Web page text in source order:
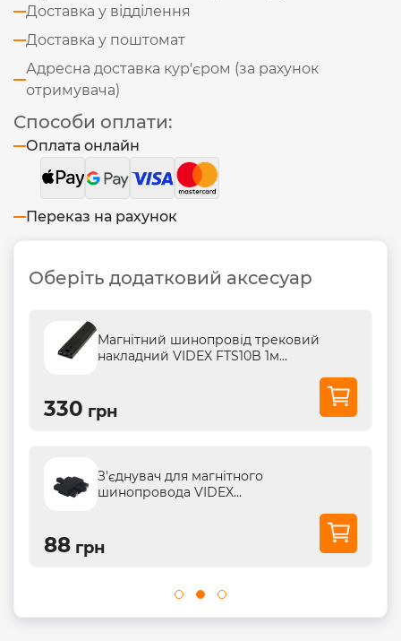
Доставка у відділення
Доставка у поштомат
Адресна доставка кур'єром (за рахунок
отримувача)
Способи оплати:
Оплата онлайн
Переказ на рахунок
Оберіть додатковий аксесуар
Магнітний шинопровід трековий
накладний VIDEX FTS10B 1м...
330 грн
З'єднувач для магнітного
шинопровода VIDEX...
88 грн